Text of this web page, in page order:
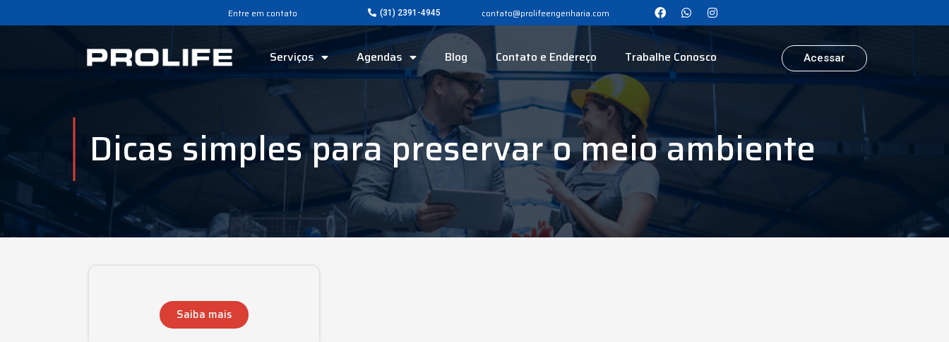
Entre em contato (31) 2391-4945 contato@prolifeengenharia.com
Serviços Agendas Blog Contato e Endereço Trabalhe Conosco Acessar
Dicas simples para preservar o meio ambiente
Saiba mais